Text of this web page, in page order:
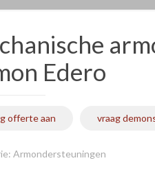
Edero
offerte aan vraag
Armondersteuningen